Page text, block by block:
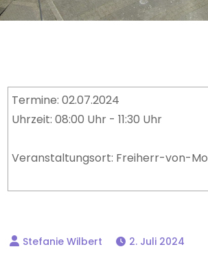
Termine: 02.07.2024
Uhrzeit: 08:00 Uhr - 11:30 Uhr
Veranstaltungsort: Freiherr-von-
2. Juli 2024